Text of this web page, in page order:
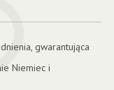
gwarantująca
Niemiec i